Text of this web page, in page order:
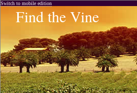
Switch to mobile edition
Find the Vine